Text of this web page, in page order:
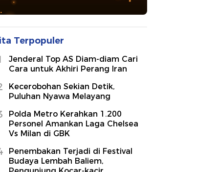
Terpopuler
Jenderal Top AS Diam-diam Cari
Cara untuk Akhiri Perang Iran
Kecerobohan Sekian Detik,
Puluhan Nyawa Melayang
Polda Metro Kerahkan 1.200
Personel Amankan Laga Chelsea
Vs Milan di GBK
Penembakan Terjadi di Festival
Budaya Lembah Baliem,